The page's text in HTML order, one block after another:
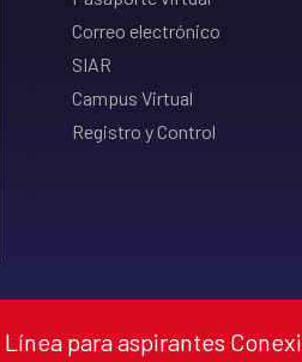
Correo electrónico
SIAR
Campus Virtual
Registro y Control
Línea para aspirantes